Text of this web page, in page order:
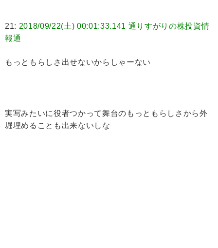
21: 2018/09/22(土) 00:01:33.141 通りすがりの株投資情
報通
もっともらしさ出せないからしゃーない
実写みたいに役者つかって舞台のもっともらしさから外
堀埋めることも出来ないしな